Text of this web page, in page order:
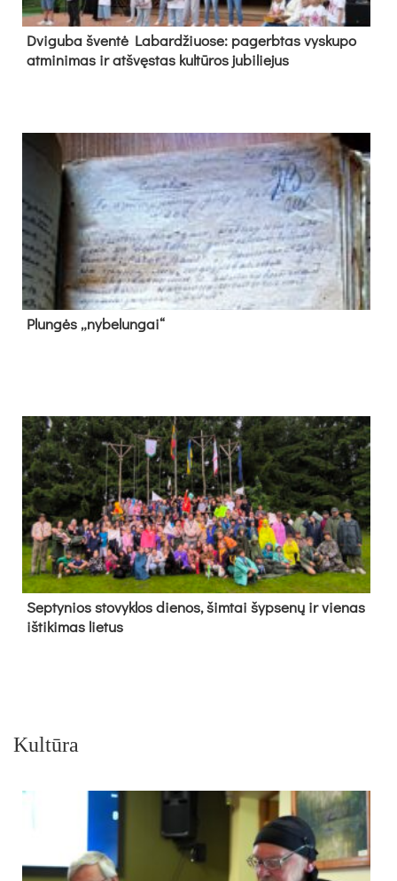
Dvi­gu­ba šven­tė La­bar­džiuo­se: pa­gerb­tas vys­ku­po
at­mi­ni­mas ir at­švęs­tas kul­tū­ros ju­bi­lie­jus
Plun­gės „ny­be­lun­gai“
Sep­ty­nios sto­vyk­los die­nos, šim­tai šyp­se­nų ir vie­nas
iš­ti­ki­mas lie­tus
Kultūra